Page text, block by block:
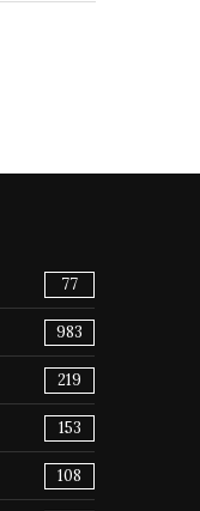
77
983
219
153
108